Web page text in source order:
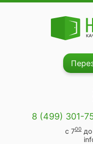
8 (499) 301-
с 700до